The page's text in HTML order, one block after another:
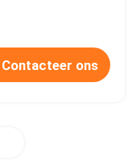
Contacteer ons